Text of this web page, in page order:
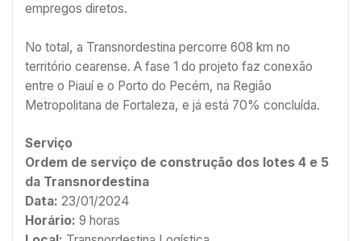
empregos diretos.
No total, a Transnordestina percorre 608 km no
território cearense. A fase 1 do projeto faz conexão
entre o Piauí e o Porto do Pecém, na Região
Metropolitana de Fortaleza, e já está 70% concluída.
Serviço
Ordem de serviço de construção dos lotes 4 e 5
da Transnordestina
Data: 23/01/2024
Horário: 9 horas